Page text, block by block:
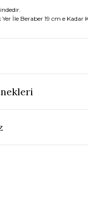
İle Beraber 19 cm e Kadar